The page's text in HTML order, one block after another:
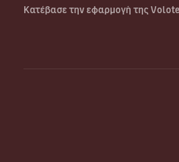
Κατέβασε την εφαρμογή της